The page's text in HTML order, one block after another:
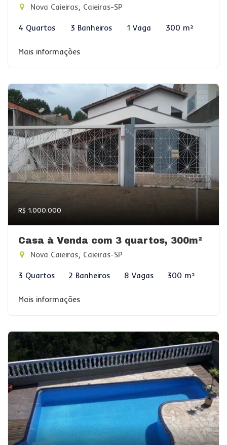
Nova Caieiras, Caieiras-SP
4 Quartos 3 Banheiros 1 Vaga 300 m²
Mais informações
R$ 1.000.000
Casa à Venda com 3 quartos, 300m²
Nova Caieiras, Caieiras-SP
3 Quartos 2 Banheiros 8 Vagas 300 m²
Mais informações